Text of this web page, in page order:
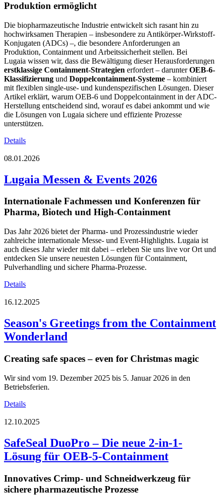
Produktion ermöglicht
Die biopharmazeutische Industrie entwickelt sich rasant hin zu
hochwirksamen Therapien – insbesondere zu Antikörper-Wirkstoff-
Konjugaten (ADCs) –, die besondere Anforderungen an
Produktion, Containment und Arbeitssicherheit stellen. Bei
Lugaia wissen wir, dass die Bewältigung dieser Herausforderungen
erstklassige Containment-Strategien erfordert – darunterOEB-6-
Klassifizierung und Doppelcontainment-Systeme – kombiniert
mit flexiblen single-use- und kundenspezifischen Lösungen. Dieser
Artikel erklärt, warum OEB-6 und Doppelcontainment in der ADC-
Herstellung entscheidend sind, worauf es dabei ankommt und wie
die Lösungen von Lugaia sichere und effiziente Prozesse
unterstützen.
Details
08.01.2026
Lugaia Messen & Events 2026
Internationale Fachmessen und Konferenzen für
Pharma, Biotech und High-Containment
Das Jahr 2026 bietet der Pharma- und Prozessindustrie wieder
zahlreiche internationale Messe- und Event-Highlights. Lugaia ist
auch dieses Jahr wieder mit dabei – erleben Sie uns live vor Ort und
entdecken Sie unsere neuesten Lösungen für Containment,
Pulverhandling und sichere Pharma-Prozesse.
Details
16.12.2025
Season's Greetings from the Containment
Wonderland
Creating safe spaces – even for Christmas magic
Wir sind vom 19. Dezember 2025 bis 5. Januar 2026 in den
Betriebsferien.
Details
12.10.2025
SafeSeal DuoPro – Die neue 2-in-1-
Lösung für OEB-5-Containment
Innovatives Crimp- und Schneidwerkzeug für
sichere pharmazeutische Prozesse